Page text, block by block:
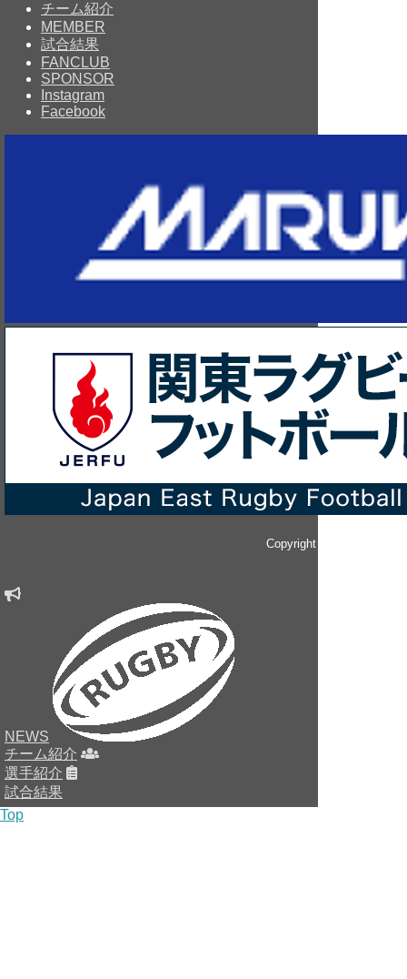
チーム紹介
MEMBER
試合結果
FANCLUB
SPONSOR
Instagram
Facebook
Copyright © since 2014
NEWS
チーム紹介
選手紹介
試合結果
Top